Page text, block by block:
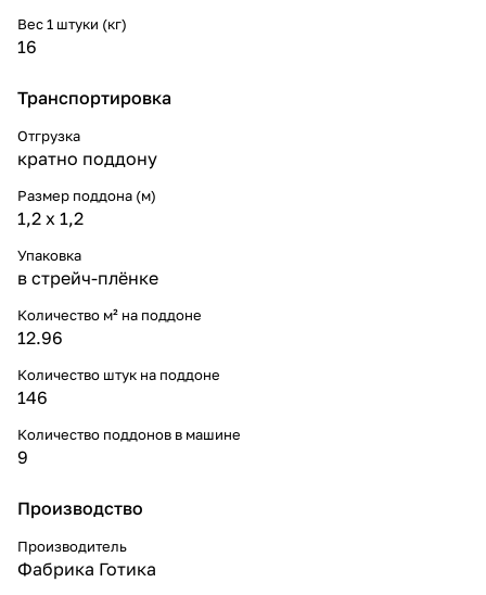
Вес 1 штуки (кг)
16
Транспортировка
Отгрузка
кратно поддону
Размер поддона (м)
1,2 x 1,2
Упаковка
в стрейч-плёнке
Количество м² на поддоне
12.96
Количество штук на поддоне
146
Количество поддонов в машине
9
Производство
Производитель
Фабрика Готика